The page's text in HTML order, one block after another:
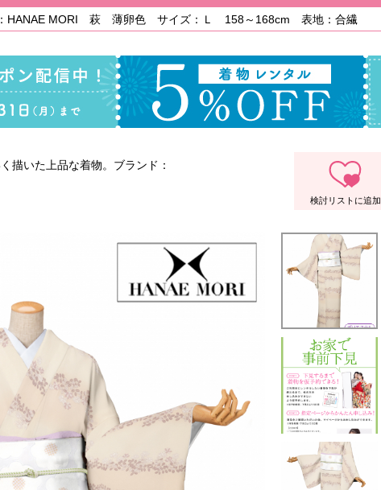
HANAE MORI 萩 薄卵色 サイズ：Ｌ 158～168cm 表地：合繊
描いた上品な着物。ブランド：